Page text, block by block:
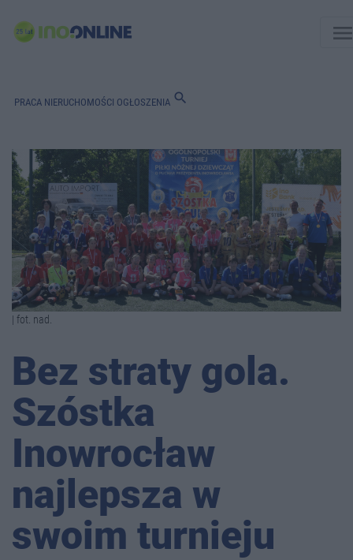
PRACA NIERUCHOMOŚCI OGŁOSZENIA search
| fot. nad.
Bez straty gola.
Szóstka
Inowrocław
najlepsza w
swoim turnieju